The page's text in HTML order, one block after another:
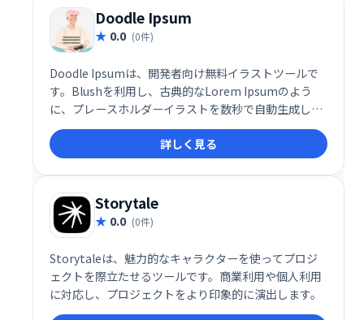
Doodle Ipsum
0.0 (0件)
Doodle Ipsumは、開発者向け無料イラストツールで
す。Blushを利用し、古典的なLorem Ipsumのよう
に、プレースホルダーイラストを数秒で自動生成しま
す。デザインの初期段階や、アイデアの可視化に最適
です。手軽に利用できるため、効率的な作業フローを
実現します。
詳しく見る
Storytale
0.0 (0件)
Storytaleは、魅力的なキャラクターを使ってプロジ
ェクトを際立たせるツールです。商業利用や個人利用
に対応し、プロジェクトをより印象的に演出します。